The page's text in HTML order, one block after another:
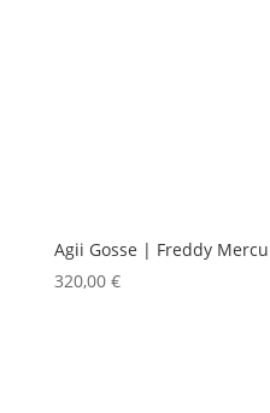
Agii Gosse | Freddy
320,00 €